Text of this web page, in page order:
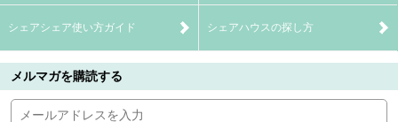
シェアシェア使い方ガイド シェアハウスの探し方
メルマガを購読する